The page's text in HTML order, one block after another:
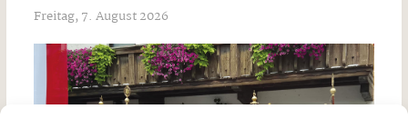
Freitag, 7. August 2026